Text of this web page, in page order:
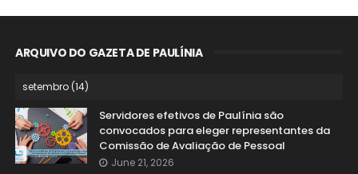
ARQUIVO DO GAZETA DE PAULÍNIA
Servidores efetivos de Paulínia são
convocados para eleger representantes da
Comissão de Avaliação de Pessoal
June 21, 2026